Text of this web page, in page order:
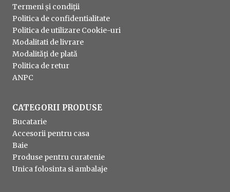
Termeni și condiții
Politica de confidentialitate
Politica de utilizare Cookie-uri
Modalitati de livrare
Modalități de plată
Politica de retur
ANPC
CATEGORII PRODUSE
Bucatarie
Accesorii pentru casa
Baie
Produse pentru curatenie
Unica folosinta si ambalaje